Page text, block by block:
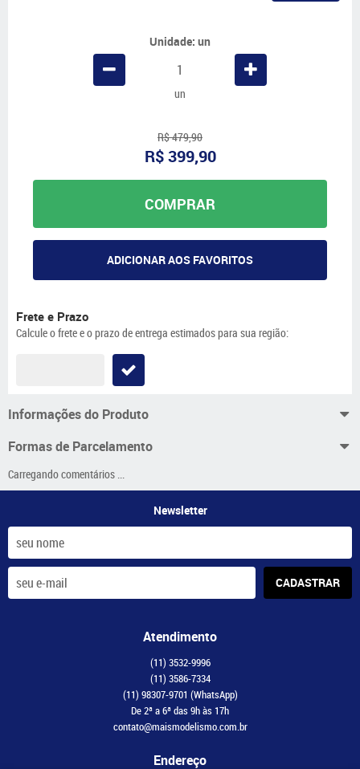
Unidade: un
un
R$ 479,90
R$ 399,90
COMPRAR
ADICIONAR AOS FAVORITOS
Frete e Prazo
Calcule o frete e o prazo de entrega estimados para sua região:
Informações do Produto
Formas de Parcelamento
Carregando comentários ...
Newsletter
CADASTRAR
Atendimento
(11) 3532-9996
(11) 3586-7334
(11) 98307-9701 (WhatsApp)
De 2ª a 6ª das 9h às 17h
contato@maismodelismo.com.br
Endereço